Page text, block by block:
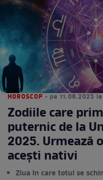
HOROSCOP • pe 11.08.2025
Zodiile care
puternic de la
2025. Urmează
acești nativi
Ziua în care totul se